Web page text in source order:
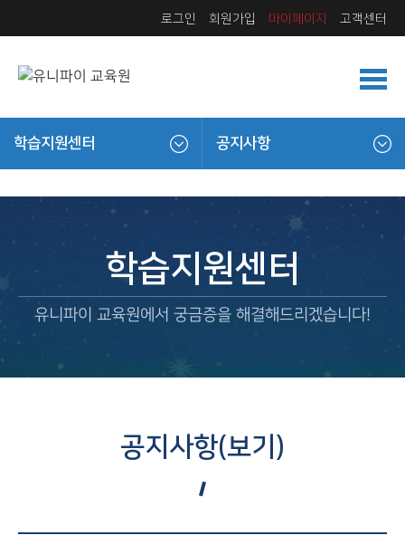
로그인 회원가입 마이페이지 고객센터
학습지원센터 공지사항
학습지원센터
유니파이 교육원에서 궁금증을 해결해드리겠습니다!
공지사항(보기)